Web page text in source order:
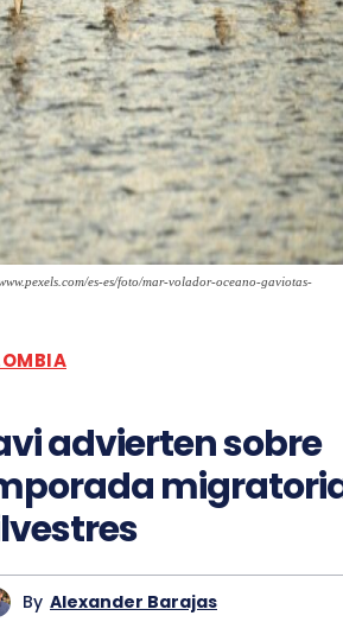
es-es/foto/mar-volador-oceano-gaviotas-
advierten sobre
By Alexander Barajas